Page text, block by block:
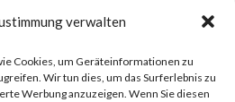
verwalten
Cookies, um Geräteinformationen zu
Wir tun dies, um das Surferlebnis zu
Werbung anzuzeigen. Wenn Sie diesen